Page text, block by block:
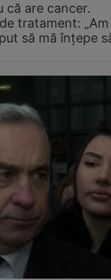
că are cancer.
tratament:
să mă înțepe